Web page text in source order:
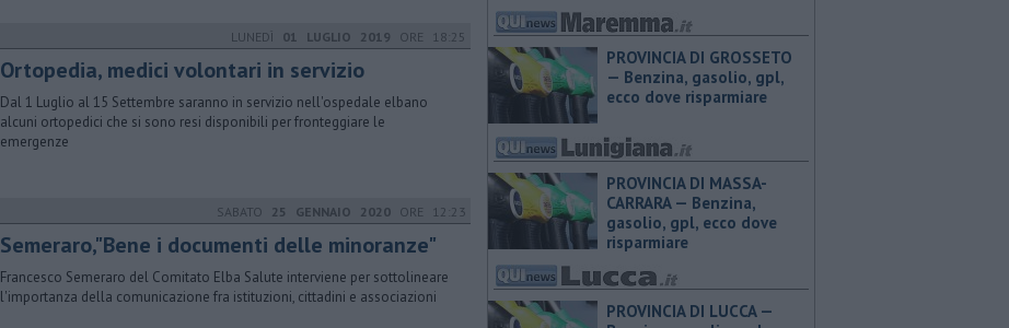
LUNEDÌ 01 LUGLIO 2019 ORE 18:25
Ortopedia, medici volontari in servizio
Dal 1 Luglio al 15 Settembre saranno in servizio nell'ospedale elbano
alcuni ortopedici che si sono resi disponibili per fronteggiare le
emergenze
SABATO 25 GENNAIO 2020 ORE 12:23
Semeraro,"Bene i documenti delle minoranze"
Francesco Semeraro del Comitato Elba Salute interviene per sottolineare
l'importanza della comunicazione fra istituzioni, cittadini e associazioni
PROVINCIA DI GROSSETO
— ​Benzina, gasolio, gpl,
ecco dove risparmiare
PROVINCIA DI MASSA-
CARRARA — ​Benzina,
gasolio, gpl, ecco dove
risparmiare
PROVINCIA DI LUCCA — ​